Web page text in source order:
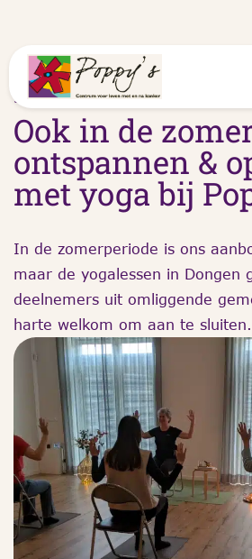
5 juli 2026
Ook in de
ontspannen &
met yoga bij
In de zomerperiode is ons
maar de yogalessen in Dongen
deelnemers uit omliggende
harte welkom om aan te sluiten.